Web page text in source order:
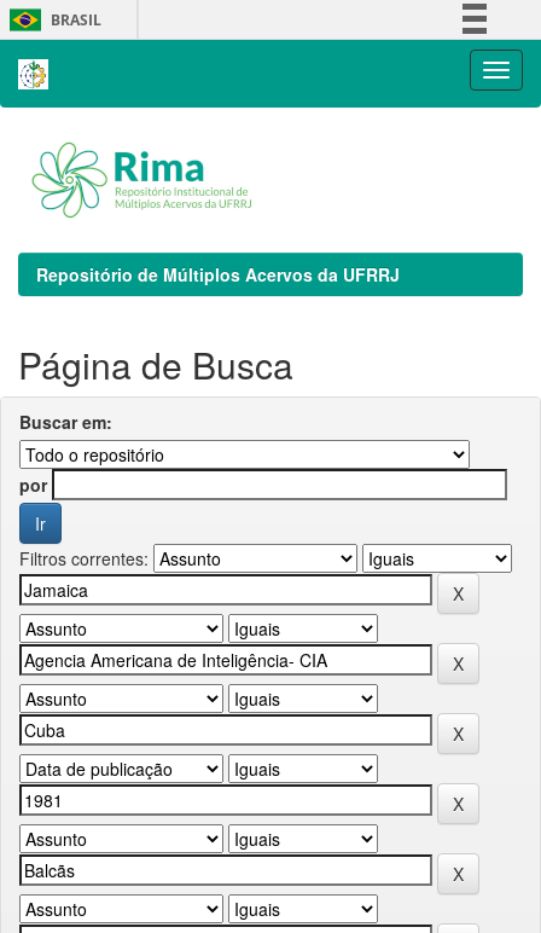
Skip
navigation
BRASIL
Repositório de Múltiplos Acervos da UFRRJ
Página de Busca
Buscar em:
por
Filtros correntes: